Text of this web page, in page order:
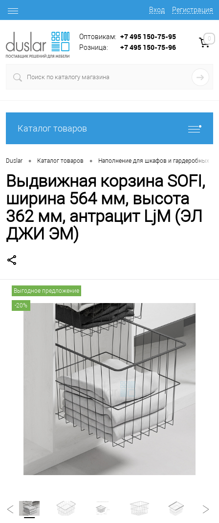
Вход Регистрация
Оптовикам: +7 495 150-75-95
Розница: +7 495 150-75-96
0
Каталог товаров
Duslar • Каталог товаров • Наполнение для шкафов и гардеробных
Выдвижная корзина SOFI,
ширина 564 мм, высота
362 мм, антрацит LjM (ЭЛ
ДЖИ ЭМ)
Выгодное предложение
-20%